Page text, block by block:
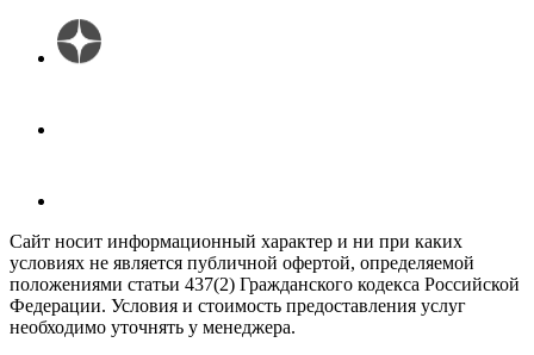
Сайт носит информационный характер и ни при каких
условиях не является публичной офертой, определяемой
положениями статьи 437(2) Гражданского кодекса Российской
Федерации. Условия и стоимость предоставления услуг
необходимо уточнять у менеджера.